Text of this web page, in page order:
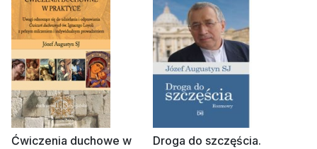
Ćwiczenia duchowe w
Droga do szczęścia.